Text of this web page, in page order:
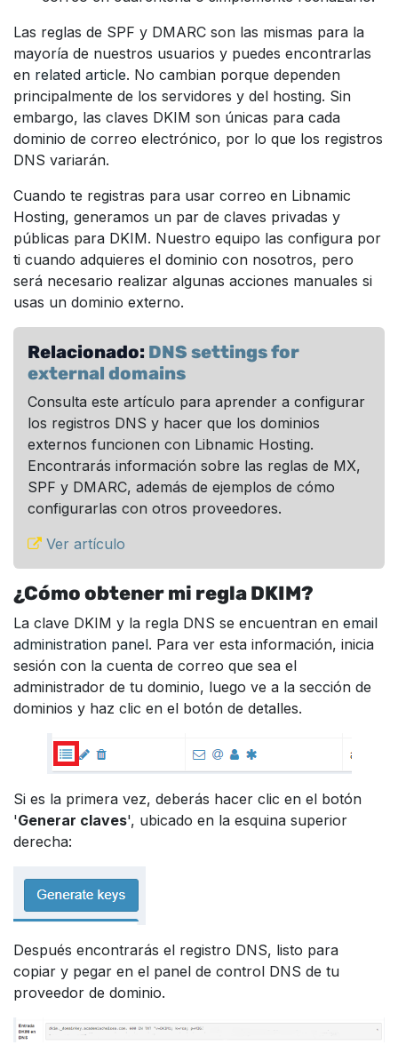
Las reglas de SPF y DMARC son las mismas para la
mayoría de nuestros usuarios y puedes encontrarlas
en related article. No cambian porque dependen
principalmente de los servidores y del hosting. Sin
embargo, las claves DKIM son únicas para cada
dominio de correo electrónico, por lo que los registros
DNS variarán.
Cuando te registras para usar correo en Libnamic
Hosting, generamos un par de claves privadas y
públicas para DKIM. Nuestro equipo las configura por
ti cuando adquieres el dominio con nosotros, pero
será necesario realizar algunas acciones manuales si
usas un dominio externo.
Relacionado: DNS settings for
external domains
Consulta este artículo para aprender a configurar
los registros DNS y hacer que los dominios
externos funcionen con Libnamic Hosting.
Encontrarás información sobre las reglas de MX,
SPF y DMARC, además de ejemplos de cómo
configurarlas con otros proveedores.
Ver artículo
¿Cómo obtener mi regla DKIM?
La clave DKIM y la regla DNS se encuentran en email
administration panel. Para ver esta información, inicia
sesión con la cuenta de correo que sea el
administrador de tu dominio, luego ve a la sección de
dominios y haz clic en el botón de detalles.
Si es la primera vez, deberás hacer clic en el botón
'Generar claves', ubicado en la esquina superior
derecha:
Después encontrarás el registro DNS, listo para
copiar y pegar en el panel de control DNS de tu
proveedor de dominio.